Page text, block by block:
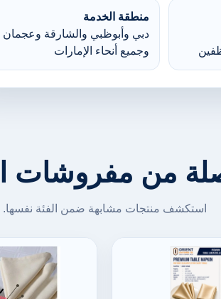
منطقة الخدمة
دبي وأبوظبي والشارقة وعجمان
وجميع أنحاء الإمارات
من مفروشات
استكشف منتجات مشابهة ضمن الفئة نفسها.